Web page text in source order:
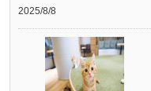
2025/8/8